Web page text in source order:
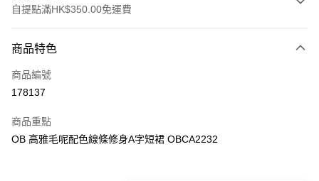
自提點滿HK$350.00免運費
信用卡
Apple Pay
PayMe
商品特色
商品編號
178137
商品重點
OB 高雅毛呢配色線條修身A字短裙 OBCA2232